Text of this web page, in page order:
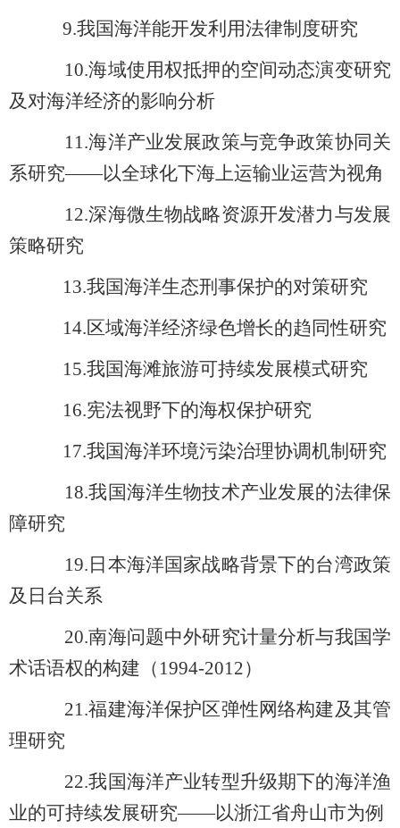
9.我国海洋能开发利用法律制度研究
10.海域使用权抵押的空间动态演变研究
及对海洋经济的影响分析
11.海洋产业发展政策与竞争政策协同关
系研究——以全球化下海上运输业运营为视角
12.深海微生物战略资源开发潜力与发展
策略研究
13.我国海洋生态刑事保护的对策研究
14.区域海洋经济绿色增长的趋同性研究
15.我国海滩旅游可持续发展模式研究
16.宪法视野下的海权保护研究
17.我国海洋环境污染治理协调机制研究
18.我国海洋生物技术产业发展的法律保
障研究
19. 日本海洋国家战略背景下的台湾政策
及日台关系
20.南海问题中外研究计量分析与我国学
术话语权的构建（1994-2012）
21.福建海洋保护区弹性网络构建及其管
理研究
22.我国海洋产业转型升级期下的海洋渔
业的可持续发展研究――以浙江省舟山市为例